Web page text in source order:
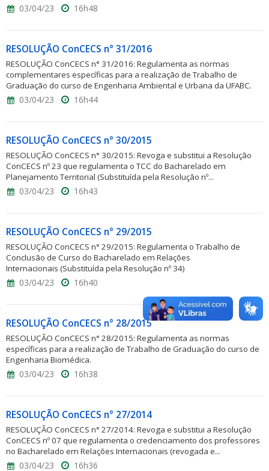
03/04/23 16h48
RESOLUÇÃO ConCECS n° 31/2016
RESOLUÇÃO ConCECS n° 31/2016: Regulamenta as normas
complementares específicas para a realização de Trabalho de
Graduação do curso de Engenharia Ambiental e Urbana da UFABC.
03/04/23 16h44
RESOLUÇÃO ConCECS n° 30/2015
RESOLUÇÃO ConCECS n° 30/2015: Revoga e substitui a Resolução
ConCECS nº 23 que regulamenta o TCC do Bacharelado em
Planejamento Territorial (Substituída pela Resolução nº...
03/04/23 16h43
RESOLUÇÃO ConCECS n° 29/2015
RESOLUÇÃO ConCECS n° 29/2015: Regulamenta o Trabalho de
Conclusão de Curso do Bacharelado em Relações
Internacionais (Substituída pela Resolução nº 34)
03/04/23 16h40
RESOLUÇÃO ConCECS n° 28/2015
RESOLUÇÃO ConCECS n° 28/2015: Regulamenta as normas
específicas para a realização de Trabalho de Graduação do curso de
Engenharia Biomédica.
03/04/23 16h38
RESOLUÇÃO ConCECS n° 27/2014
RESOLUÇÃO ConCECS n° 27/2014: Revoga e substitui a Resolução
ConCECS nº 07 que regulamenta o credenciamento dos professores
no Bacharelado em Relações Internacionais (revogada e...
03/04/23 16h36